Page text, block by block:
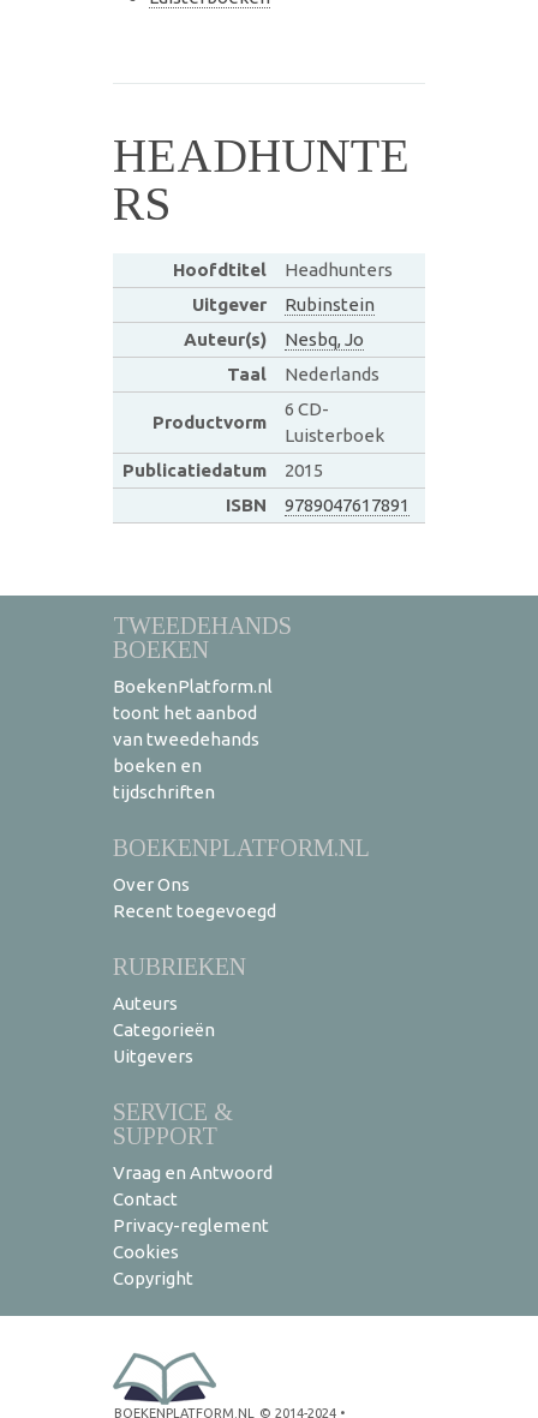
HEADHUNTE
RS
Hoofdtitel
Headhunters
Uitgever
Rubinstein
Auteur(s)
Nesbq, Jo
Taal
Nederlands
Productvorm
6 CD-
Luisterboek
Publicatiedatum
2015
ISBN
9789047617891
TWEEDEHANDS
BOEKEN
BoekenPlatform.nl
toont het aanbod
van tweedehands
boeken en
tijdschriften
BOEKENPLATFORM.NL
Over Ons
Recent toegevoegd
RUBRIEKEN
Auteurs
Categorieën
Uitgevers
SERVICE &
SUPPORT
Vraag en Antwoord
Contact
Privacy-reglement
Cookies
Copyright
BOEKENPLATFORM.NL © 2014-2024 •